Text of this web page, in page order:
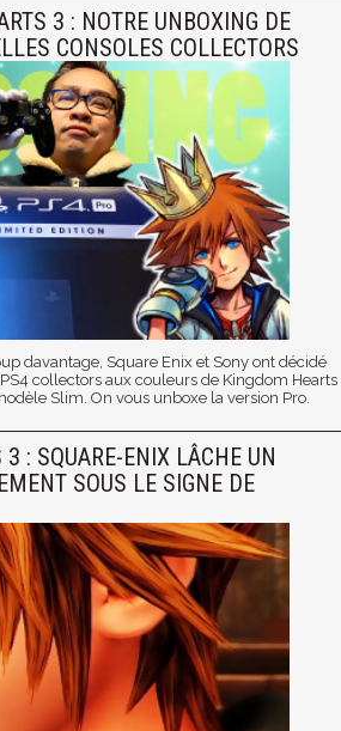
3 : NOTRE UNBOXING DE
CONSOLES COLLECTORS
davantage, Square Enix et Sony ont décidé
collectors aux couleurs de Kingdom Hearts
Slim. On vous unboxe la version Pro.
: SQUARE-ENIX LÂCHE UN
SOUS LE SIGNE DE